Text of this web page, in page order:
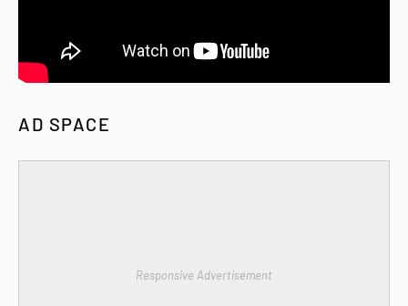
AD SPACE
Responsive Advertisement